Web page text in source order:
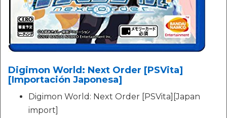
Digimon World: Next Order [PSVita]
[Importación Japonesa]
Digimon World: Next Order [PSVita][Japan
import]